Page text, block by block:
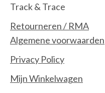
Track & Trace
Retourneren / RMA
Algemene voorwaarden
Privacy Policy
Mijn Winkelwagen